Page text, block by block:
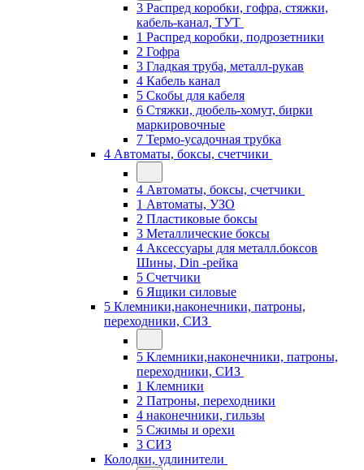
3 Распред коробки, гофра, стяжки,
кабель-канал, ТУТ
1 Распред коробки, подрозетники
2 Гофра
3 Гладкая труба, металл-рукав
4 Кабель канал
5 Скобы для кабеля
6 Стяжки, дюбель-хомут, бирки
маркировочные
7 Термо-усадочная трубка
4 Автоматы, боксы, счетчики
4 Автоматы, боксы, счетчики
1 Автоматы, УЗО
2 Пластиковые боксы
3 Металлические боксы
4 Аксессуары для металл.боксов
Шины, Din -рейка
5 Счетчики
6 Ящики силовые
5 Клемники,наконечники, патроны,
переходники, СИЗ
5 Клемники,наконечники, патроны,
переходники, СИЗ
1 Клемники
2 Патроны, переходники
4 наконечники, гильзы
5 Сжимы и орехи
3 СИЗ
Колодки, удлинители